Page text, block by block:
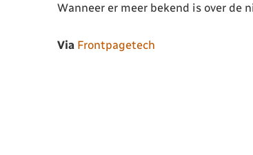
Wanneer er meer bekend is over de
Via Frontpagetech